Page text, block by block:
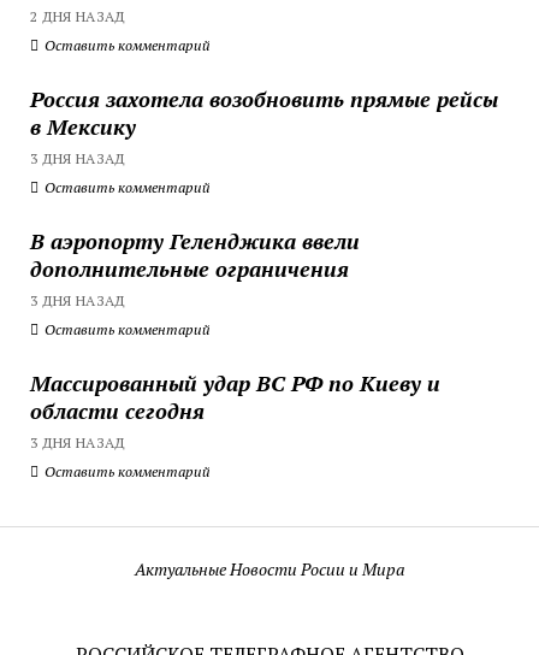
2 ДНЯ НАЗАД
Оставить комментарий
Россия захотела возобновить прямые рейсы
в Мексику
3 ДНЯ НАЗАД
Оставить комментарий
В аэропорту Геленджика ввели
дополнительные ограничения
3 ДНЯ НАЗАД
Оставить комментарий
Массированный удар ВС РФ по Киеву и
области сегодня
3 ДНЯ НАЗАД
Оставить комментарий
Актуальные Новости Росии и Мира